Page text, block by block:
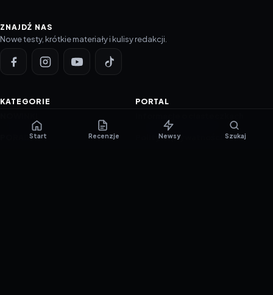
ZNAJDŹ NAS
Nowe testy, krótkie materiały i kulisy redakcji.
KATEGORIE
PORADNIKI
PORTAL
Polityka prywatności
Start Recenzje Newsy Szukaj